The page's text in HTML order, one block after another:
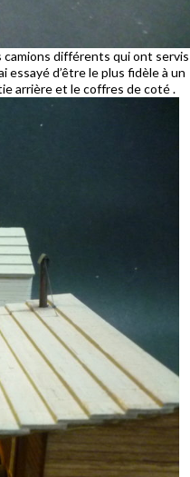
camions différents qui ont servis
essayé d’être le plus fidèle à un
arrière et le coffres de coté .